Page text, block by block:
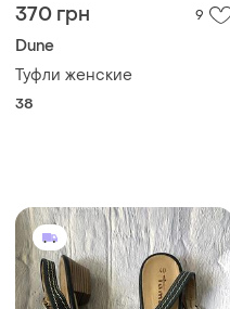
370 грн 9
Dune
Туфли женские
38